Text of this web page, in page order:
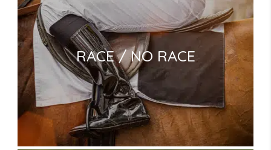
RACE / NO RACE